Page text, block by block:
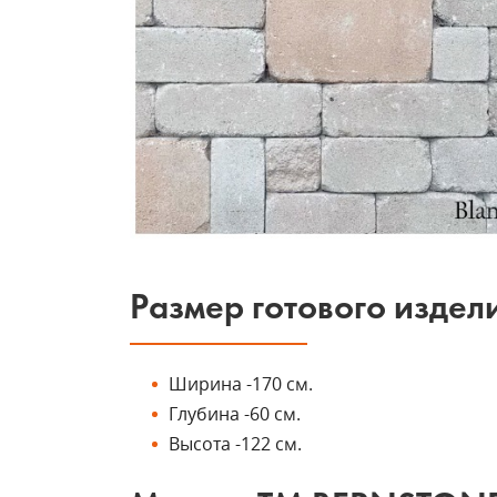
Размер готового
Ширина -170 см.
Глубина -60 см.
Высота -122 см.